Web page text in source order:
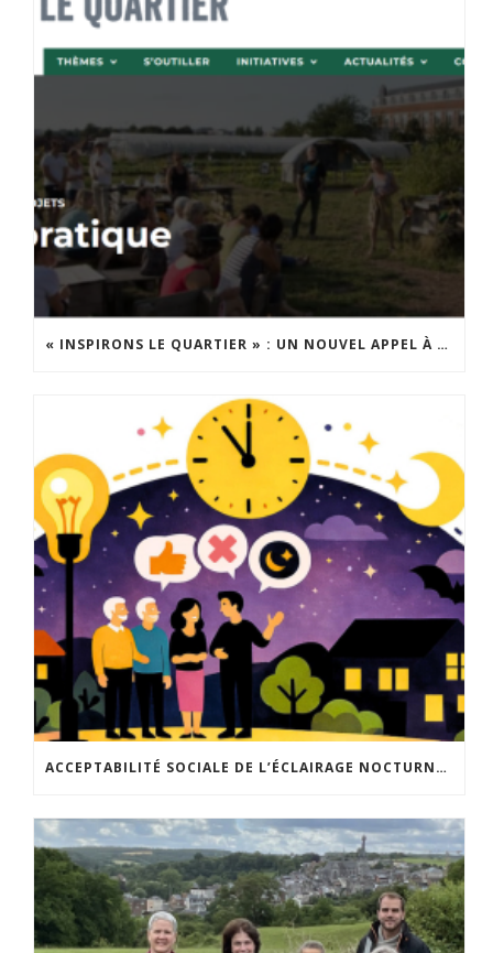
« INSPIRONS LE QUARTIER » : UN NOUVEL APPEL À PROJETS EST LANCÉ !
ACCEPTABILITÉ SOCIALE DE L’ÉCLAIRAGE NOCTURNE : LE REPLAY EST DISPONIBLE